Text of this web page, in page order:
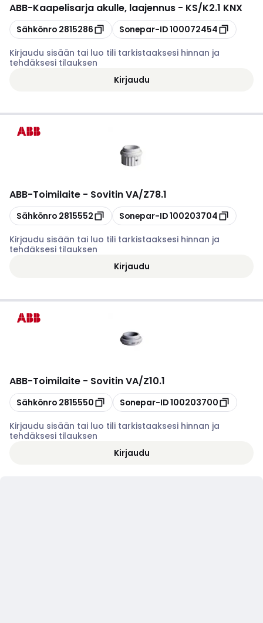
ABB-Kaapelisarja akulle, laajennus - KS/K2.1 KNX
Kopioi
Sähkönro 2815286 Kopioi
Sonepar-ID100072454
Kirjaudu sisään tai luo tili tarkistaaksesi hinnan ja
tehdäksesi tilauksen
Kirjaudu
ABB-Toimilaite - Sovitin VA/Z78.1
Kopioi
Sähkönro 2815552 Kopioi
Sonepar-ID100203704
Kirjaudu sisään tai luo tili tarkistaaksesi hinnan ja
tehdäksesi tilauksen
Kirjaudu
ABB-Toimilaite - Sovitin VA/Z10.1
Kopioi
Sähkönro 2815550 Kopioi
Sonepar-ID100203700
Kirjaudu sisään tai luo tili tarkistaaksesi hinnan ja
tehdäksesi tilauksen
Kirjaudu